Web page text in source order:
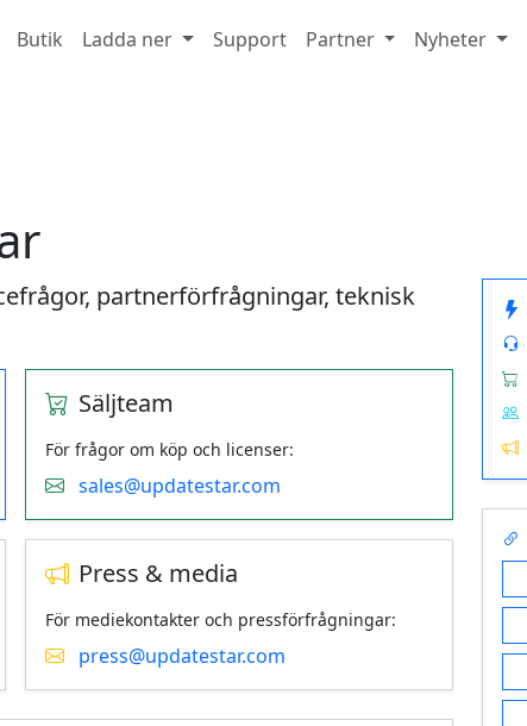
Butik Ladda ner Support Partner Nyheter
partnerförfrågningar, teknisk
Säljteam
För frågor om köp och licenser:
sales@updatestar.com
Press & media
För mediekontakter och pressförfrågningar:
press@updatestar.com